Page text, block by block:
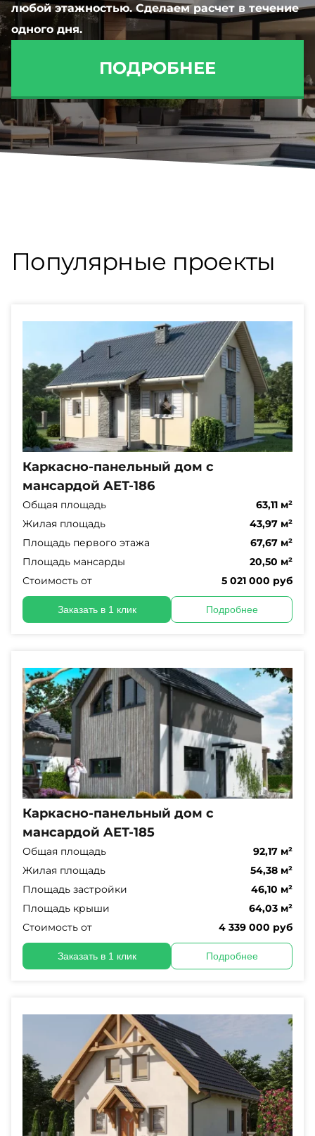
любой этажностью. Сделаем расчет в течение
одного дня.
ПОДРОБНЕЕ
Популярные проекты
Каркасно-панельный дом с
мансардой AET-186
Общая площадь
63,11 м²
Жилая площадь
43,97 м²
Площадь первого этажа
67,67 м²
Площадь мансарды
20,50 м²
Стоимость от
5 021 000 руб
Заказать в 1 клик Подробнее
Каркасно-панельный дом с
мансардой AET-185
Общая площадь
92,17 м²
Жилая площадь
54,38 м²
Площадь застройки
46,10 м²
Площадь крыши
64,03 м²
Стоимость от
4 339 000 руб
Заказать в 1 клик Подробнее